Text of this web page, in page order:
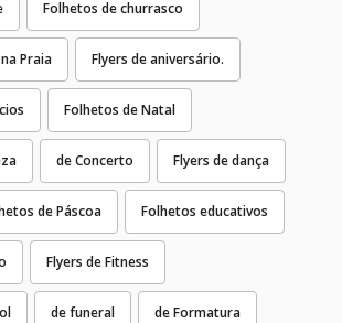
Folhetos de churrasco
Praia Flyers de aniversário.
Folhetos de Natal
de Concerto Flyers de dança
de Páscoa Folhetos educativos
Flyers de Fitness
de funeral de Formatura